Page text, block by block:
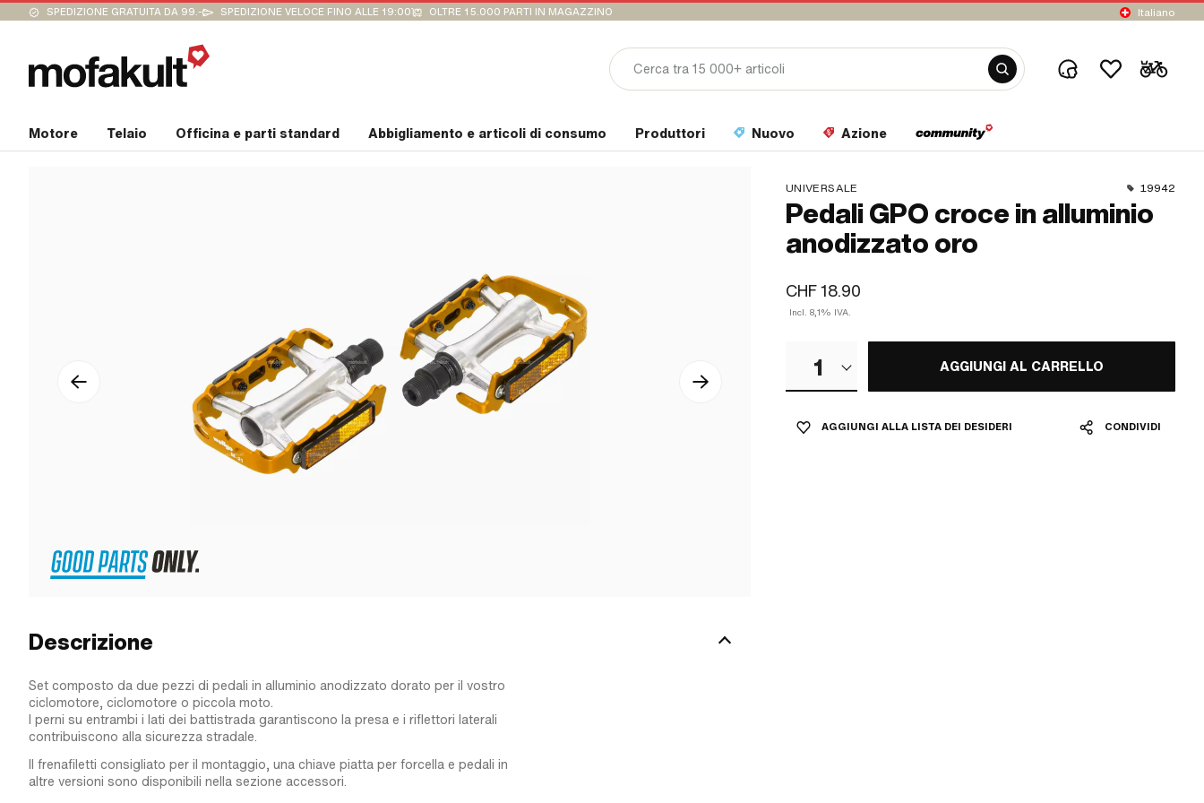
SPEDIZIONE GRATUITA DA 99.- SPEDIZIONE VELOCE FINO ALLE 19:00 OLTRE 15.000 PARTI IN MAGAZZINO Italiano
Motore Telaio Officina e parti standard Abbigliamento e articoli di consumo Produttori Nuovo Azione
UNIVERSALE 19942
Pedali GPO croce in alluminio
anodizzato oro
CHF 18.90
Incl. 8,1% IVA.
1 AGGIUNGI AL CARRELLO
AGGIUNGI ALLA LISTA DEI DESIDERI CONDIVIDI
Descrizione
Set composto da due pezzi di pedali in alluminio anodizzato dorato per il vostro
ciclomotore, ciclomotore o piccola moto.
I perni su entrambi i lati dei battistrada garantiscono la presa e i riflettori laterali
contribuiscono alla sicurezza stradale.
Il frenafiletti consigliato per il montaggio, una chiave piatta per forcella e pedali in
altre versioni sono disponibili nella sezione accessori.